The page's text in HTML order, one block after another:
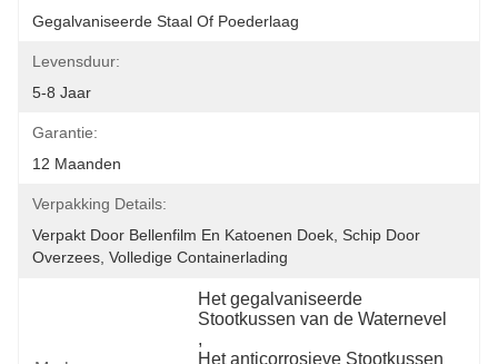
Gegalvaniseerde Staal Of Poederlaag
Levensduur:
5-8 Jaar
Garantie:
12 Maanden
Verpakking Details:
Verpakt Door Bellenfilm En Katoenen Doek, Schip Door
Overzees, Volledige Containerlading
Het gegalvaniseerde
Stootkussen van de Waternevel
,
Het anticorrosieve Stootkussen